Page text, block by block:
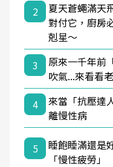
2
夏天蒼蠅滿天
對付它，廚房
剋星～
3
原來一千年前
吹氣...來看看
4
來當「抗壓達
離慢性病
5
睡飽睡滿還是
「慢性疲勞」